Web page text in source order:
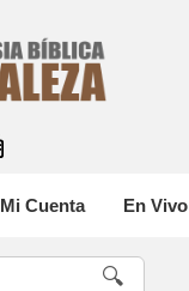
Mi Cuenta En Vivo
🔍